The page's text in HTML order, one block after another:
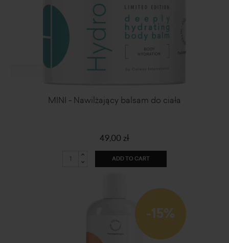
MINI - Nawilżający balsam do ciała
49,00 zł
ADD TO CART
-15%